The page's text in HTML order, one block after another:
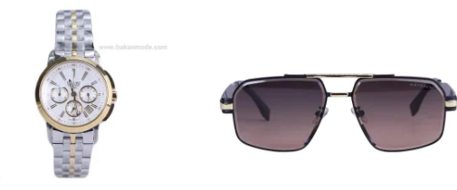
تمامی